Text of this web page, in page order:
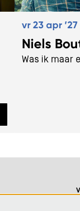
Niels
Was ik maar
vr 23 apr ’27